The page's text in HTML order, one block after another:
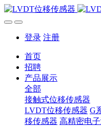
登录 注册
首页
招聘
产品展示
全部
接触式位移传感器
LVDT位移传感器 G
移传感器 高精密电